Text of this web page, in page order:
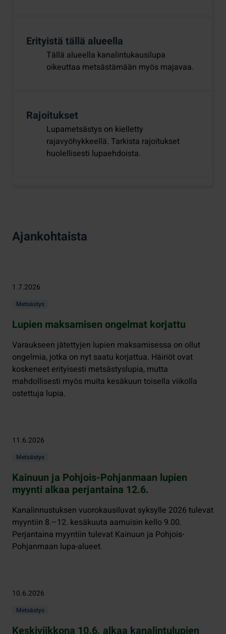
Erityistä tällä alueella
Tällä alueella kanalintukausilupa
oikeuttaa metsästämään myös majavaa.
Rajoitukset
Lupametsästys on kielletty
rajavyöhykkeellä. Tarkista rajoitukset
huolellisesti lupaehdoista.
Ajankohtaista
1.7.2026
Metsästys
Lupien maksamisen ongelmat korjattu
Varaukseen jätettyjen lupien maksamisessa on ollut
ongelmia, jotka on nyt saatu korjattua. Häiriöt ovat
koskeneet erityisesti metsästyslupia, mutta
mahdollisesti myös muita kesäkuun toisella viikolla
ostettuja lupia.
11.6.2026
Metsästys
Kainuun ja Pohjois-Pohjanmaan lupien
myynti alkaa perjantaina 12.6.
Kanalinnustuksen vuorokausiluvat syksylle 2026 tulevat
myyntiin 8.–12. kesäkuuta aamuisin kello 9.00.
Perjantaina myyntiin tulevat Kainuun ja Pohjois-
Pohjanmaan lupa-alueet.
10.6.2026
Metsästys
Keskiviikkona 10.6. alkaa kanalintulupien